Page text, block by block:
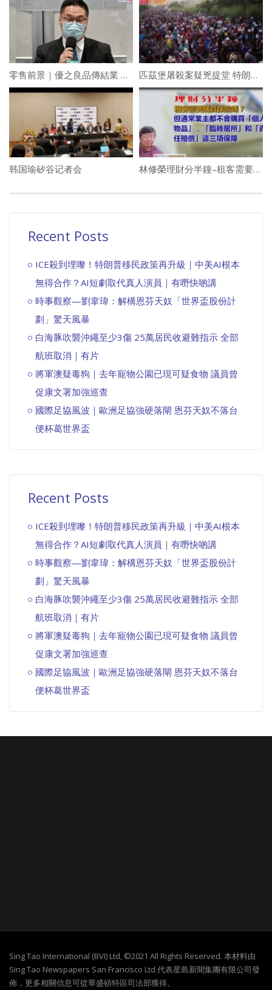
零售前景｜優之良品傳結業 邵家輝：做開遊客生意要識「轉身」 匹茲堡屠殺案疑兇提堂 特朗普夫婦到訪惹爭議
韩国瑜矽谷记者会 林修榮理財分半鐘–租客需要購買保險嗎？
Recent Posts
ICE殺到埋嚟！特朗普移民政策再升級｜中美AI根本
無得合作？AI短劇取代真人演員｜有嘢快啲講
時事觀察—劉韋瑋：解構恩芬天奴「世界盃股份計
劃」驚天風暴
白海豚吹襲沖繩至少3傷 25萬居民收避難指示 全部
航班取消｜有片
將軍澳疑毒狗｜去年寵物公園已現可疑食物 議員曾
促康文署加強巡查
國際足協風波｜歐洲足協強硬落閘 恩芬天奴不落台
便杯葛世界盃
Recent Posts
ICE殺到埋嚟！特朗普移民政策再升級｜中美AI根本
無得合作？AI短劇取代真人演員｜有嘢快啲講
時事觀察—劉韋瑋：解構恩芬天奴「世界盃股份計
劃」驚天風暴
白海豚吹襲沖繩至少3傷 25萬居民收避難指示 全部
航班取消｜有片
將軍澳疑毒狗｜去年寵物公園已現可疑食物 議員曾
促康文署加強巡查
國際足協風波｜歐洲足協強硬落閘 恩芬天奴不落台
便杯葛世界盃
Sing Tao International (BVI) Ltd, ©2021 All Rights Reserved. 本材料由
Sing Tao Newspapers San Francisco Ltd.代表星島新聞集團有限公司發
佈，更多相關信息可從華盛頓特區司法部獲得。